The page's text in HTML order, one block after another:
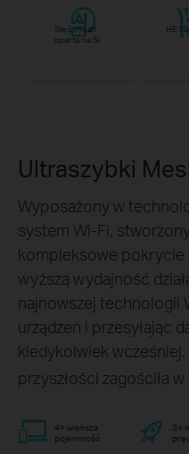
Sieć mesh
oparta na SI
Ultraszybki
Wyposażony w
system Wi-Fi,
kompleksowe pokrycie
wyższą wydajność
najnowszej technologii
urządzeń i przesyłając
kiedykolwiek
przyszłości zagościła
4× wieksza
pojemność
3×